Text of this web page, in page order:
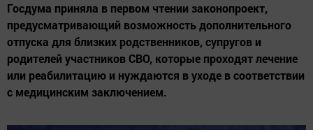
Госдума приняла в первом чтении законопроект,
предусматривающий возможность дополнительного
отпуска для близких родственников, супругов и
родителей участников СВО, которые проходят лечение
или реабилитацию и нуждаются в уходе в соответствии
с медицинским заключением.